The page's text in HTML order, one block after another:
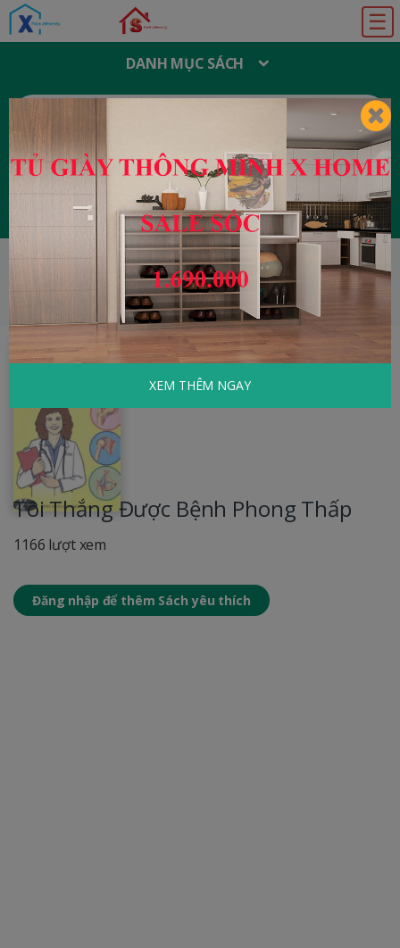
☰
DANH MỤC SÁCH
T
M
I
M
Đăng ký Đăng nhập
HOME Y Học - Sức Khỏe
Tôi Thắng Được
Bệnh Phong Thấp
Tôi Thắng Được Bệnh Phong Thấp
1166 lượt xem
Đăng nhập để thêm Sách yêu thích
XEM THÊM NGAY